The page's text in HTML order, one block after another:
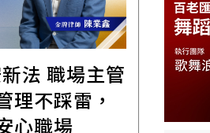
法 職場主管
理不踩雷，
心職場
【
｜
生